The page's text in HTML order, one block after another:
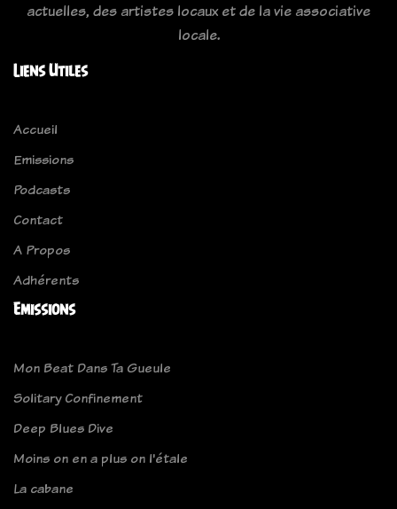
actuelles, des artistes locaux et de la vie associative
locale.
Liens Utiles
Accueil
Emissions
Podcasts
Contact
A Propos
Adhérents
Emissions
Mon Beat Dans Ta Gueule
Solitary Confinement
Deep Blues Dive
Moins on en a plus on l'étale
La cabane